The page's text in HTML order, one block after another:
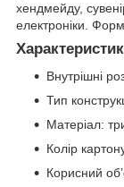
хендмейду,
електроніки.
Внутрішні
Тип
Матеріал:
Колір
Корисний